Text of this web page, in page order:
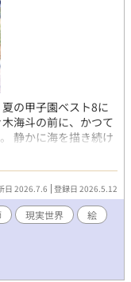
ている。
の甲子園ベスト8に
海斗の前に、かつて
静かに海を描き続け
部を支える海斗。 久
、不意に告げられた
じ込められた記憶と想
――。 “忘れられなか
◯佐々木 海斗 蒼陵
性格は明るく、面倒
時代は、野球部のエ
時教師 34歳。 物
で描いている。 2歳
日 2026.7.6 登録日 2026.5.12
現実世界
絵